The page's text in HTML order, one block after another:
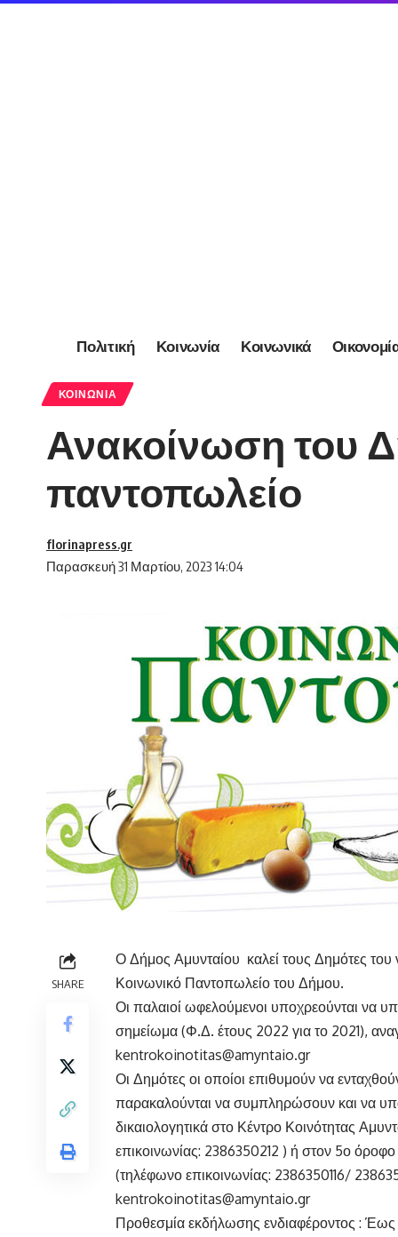
Πολιτική Κοινωνία Κοινωνικά
ΚΟΙΝΩΝΊΑ
Ανακοίνωση του
παντοπωλείο
Παρασκευή 31 Μαρτίου, 2023 14:04
florinapress.gr
SHARE
Ο Δήμος Αμυνταίου καλεί τους Δημότες του
Κοινωνικό Παντοπωλείο του Δήμου.
Οι παλαιοί ωφελούμενοι υποχρεούνται να
σημείωμα (Φ.Δ. έτους 2022 για το 2021),
kentrokoinotitas@amyntaio.gr
Οι Δημότες οι οποίοι επιθυμούν να
παρακαλούνται να συμπληρώσουν και να
δικαιολογητικά στο Κέντρο Κοινότητας
επικοινωνίας: 2386350212 ) ή στον 5ο
(τηλέφωνο επικοινωνίας: 2386350116/
kentrokoinotitas@amyntaio.gr
Προθεσμία εκδήλωσης ενδιαφέροντος :